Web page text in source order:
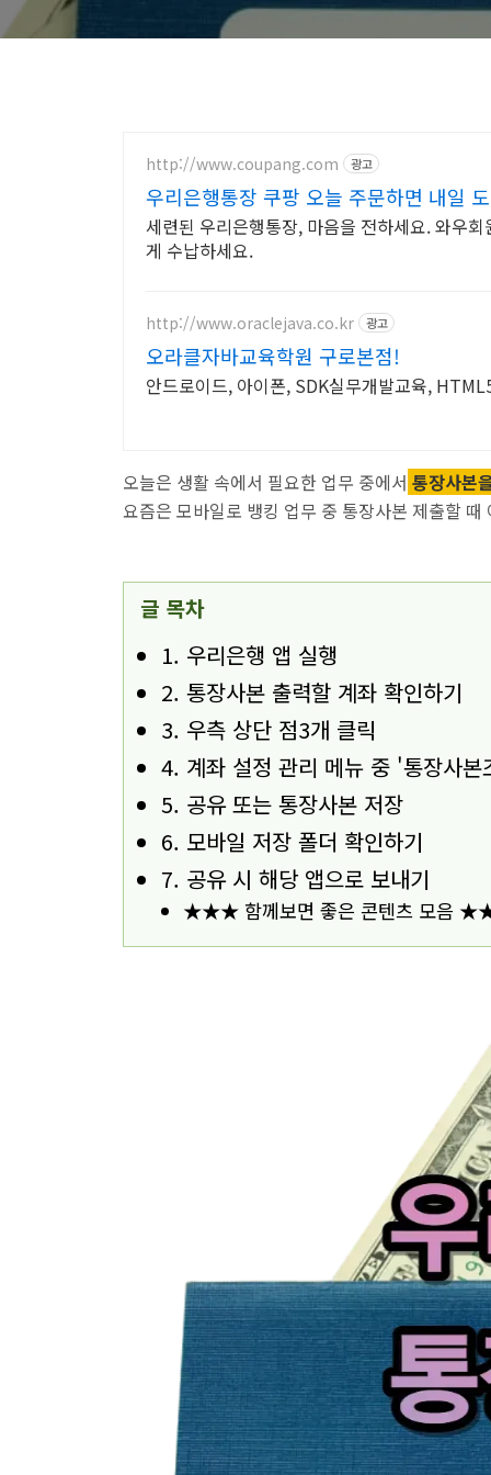
http://www.coupang.com 광고
우리은행통장 쿠팡 오늘 주문하면 내일
세련된 우리은행통장, 마음을 전하세요. 와우
게 수납하세요.
http://www.oraclejava.co.kr 광고
오라클자바교육학원 구로본점!
안드로이드, 아이폰, SDK실무개발교육,
오늘은 생활 속에서 필요한 업무 중에서 통장사본
요즘은 모바일로 뱅킹 업무 중 통장사본 제출할
글 목차
1. 우리은행 앱 실행
2. 통장사본 출력할 계좌 확인하기
3. 우측 상단 점3개 클릭
4. 계좌 설정 관리 메뉴 중 '통장사본
5. 공유 또는 통장사본 저장
6. 모바일 저장 폴더 확인하기
7. 공유 시 해당 앱으로 보내기
★★★ 함께보면 좋은 콘텐츠 모음